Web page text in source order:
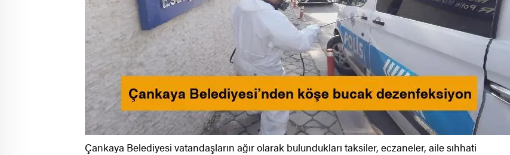
Çankaya Belediyesi vatandaşların ağır olarak bulundukları taksiler, eczaneler, aile sıhhati